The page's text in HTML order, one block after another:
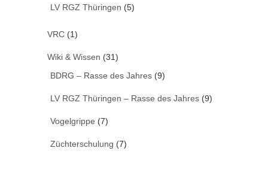
LV RGZ Thüringen (5)
VRC (1)
Wiki & Wissen (31)
BDRG – Rasse des Jahres (9)
LV RGZ Thüringen – Rasse des Jahres (9)
Vogelgrippe (7)
Züchterschulung (7)